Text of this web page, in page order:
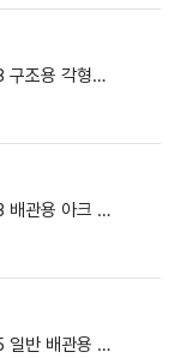
(신) KS 표준 열람 서비스 - KS D 3568 구조용 각형강관
(신) KS 표준 열람 서비스 - KS D 3583 배관용 아크 용접 탄소강 강관
(신) KS 표준 열람 서비스 - KS D 3595 일반 배관용 스테인리스 강관